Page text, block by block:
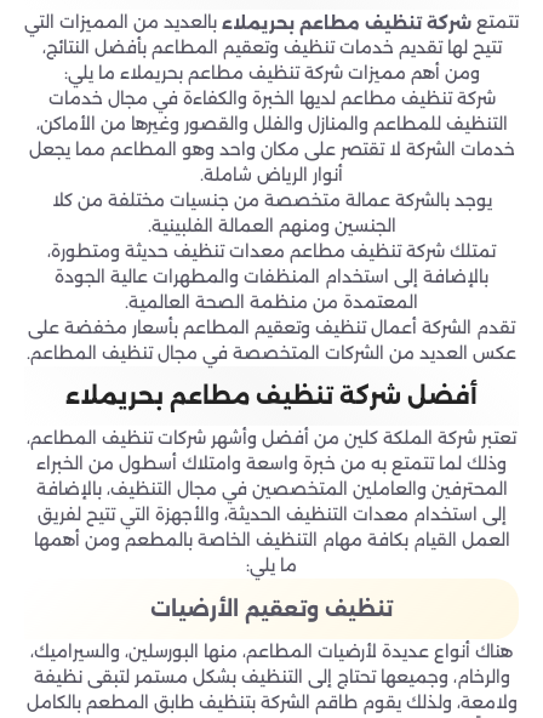
تتمتع شركة تنظيف مطاعم بحريملاء بالعديد من المميزات التي
تتيح لها تقديم خدمات تنظيف وتعقيم المطاعم بأفضل النتائج،
ومن أهم مميزات شركة تنظيف مطاعم بحريملاء ما يلي:
شركة تنظيف مطاعم لديها الخبرة والكفاءة في مجال خدمات
التنظيف للمطاعم والمنازل والفلل والقصور وغيرها من الأماكن،
خدمات الشركة لا تقتصر على مكان واحد وهو المطاعم مما يجعل
أنوار الرياض شاملة.
يوجد بالشركة عمالة متخصصة من جنسيات مختلفة من كلا
الجنسين ومنهم العمالة الفلبينية.
تمتلك شركة تنظيف مطاعم معدات تنظيف حديثة ومتطورة،
بالإضافة إلى استخدام المنظفات والمطهرات عالية الجودة
المعتمدة من منظمة الصحة العالمية.
تقدم الشركة أعمال تنظيف وتعقيم المطاعم بأسعار مخفضة على
عكس العديد من الشركات المتخصصة في مجال تنظيف المطاعم.
أفضل شركة تنظيف مطاعم بحريملاء
تعتبر شركة الملكة كلين من أفضل وأشهر شركات تنظيف المطاعم،
وذلك لما تتمتع به من خبرة واسعة وامتلاك أسطول من الخبراء
المحترفين والعاملين المتخصصين في مجال التنظيف، بالإضافة
إلى استخدام معدات التنظيف الحديثة، والأجهزة التي تتيح لفريق
العمل القيام بكافة مهام التنظيف الخاصة بالمطعم ومن أهمها
ما يلي:
تنظيف وتعقيم الأرضيات
هناك أنواع عديدة لأرضيات المطاعم، منها البورسلين، والسيراميك،
والرخام، وجميعها تحتاج إلى التنظيف بشكل مستمر لتبقى نظيفة
ولامعة، ولذلك يقوم طاقم الشركة بتنظيف طابق المطعم بالكامل